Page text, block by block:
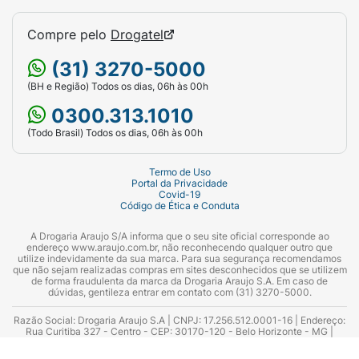
reduz a quantidade de líquidos corporais e
assim diminui o volume de sangue expelido
pelo coração por minuto. Consequentemente,
ela reduz a pressão arterial. Durante
tratamento prolongado, o relaxamento dos
vasos sanguíneos contribui para a redução da
pressão alta.
efeitos somatórios no controle da pressão
alta. Em pacientes com pressão alta,
e prolongada da pressão arterial, sem
aumentar os batimentos do coração. Após a
administração de uma única dose de
ATACAND HCT, a diminuição da pressão
geralmente ocorre dentro de 2 horas. Com o
tratamento contínuo, a redução máxima da
Compre pelo Drogatel
(31) 3270-5000
(BH e Região) Todos os dias, 06h às 00h
0300.313.1010
(Todo Brasil) Todos os dias, 06h às 00h
Termo de Uso
Portal da Privacidade
Covid-19
Código de Ética e Conduta
A Drogaria Araujo S/A informa que o seu site oficial corresponde ao
endereço www.araujo.com.br, não reconhecendo qualquer outro que
utilize indevidamente da sua marca. Para sua segurança recomendamos
que não sejam realizadas compras em sites desconhecidos que se utilizem
de forma fraudulenta da marca da Drogaria Araujo S.A. Em caso de
dúvidas, gentileza entrar em contato com (31) 3270-5000.
Razão Social: Drogaria Araujo S.A | CNPJ: 17.256.512.0001-16 | Endereço:
Rua Curitiba 327 - Centro - CEP: 30170-120 - Belo Horizonte - MG |